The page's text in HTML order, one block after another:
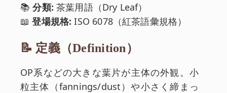
📚分類:茶葉用語（Dry Leaf）
📖 登場規格:ISO 6078（紅茶語彙規格）
📝 定義（Definition）
OP系などの大きな葉片が主体の外観。小
粒主体（fannings/dust）や小さく締まっ